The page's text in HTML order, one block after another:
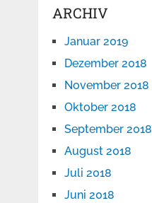
ARCHIV
Januar 2019
Dezember 2018
November 2018
Oktober 2018
September 2018
August 2018
Juli 2018
Juni 2018